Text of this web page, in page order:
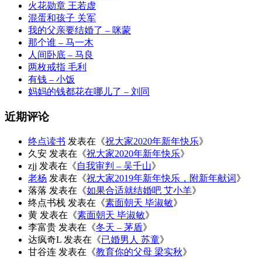
火花勋章 王若虚
混蛋和孩子 关军
我的父亲要结婚了 – 咪蒙
那个谁 – 马一木
人间卧底 – 马良
两枚戒指 毛利
有钱 – 小饭
妈妈的钱都花在哪儿了 – 刘同
近期评论
终点读书 发表在《祝大家2020年新年快乐》
久安 发表在《祝大家2020年新年快乐》
zjj 发表在《自我审判 – 吴千山》
老杨 发表在《祝大家2019年新年快乐，附新年献词》
落落 发表在《如果合适就结婚吧 艾小羊》
终点书栈 发表在《素面朝天 毕淑敏》
黄 发表在《素面朝天 毕淑敏》
李富贵 发表在《冬天 – 茅盾》
达疯奇L 发表在《已婚男人 苏童》
甘谷连 发表在《教育你的父母 梁实秋》